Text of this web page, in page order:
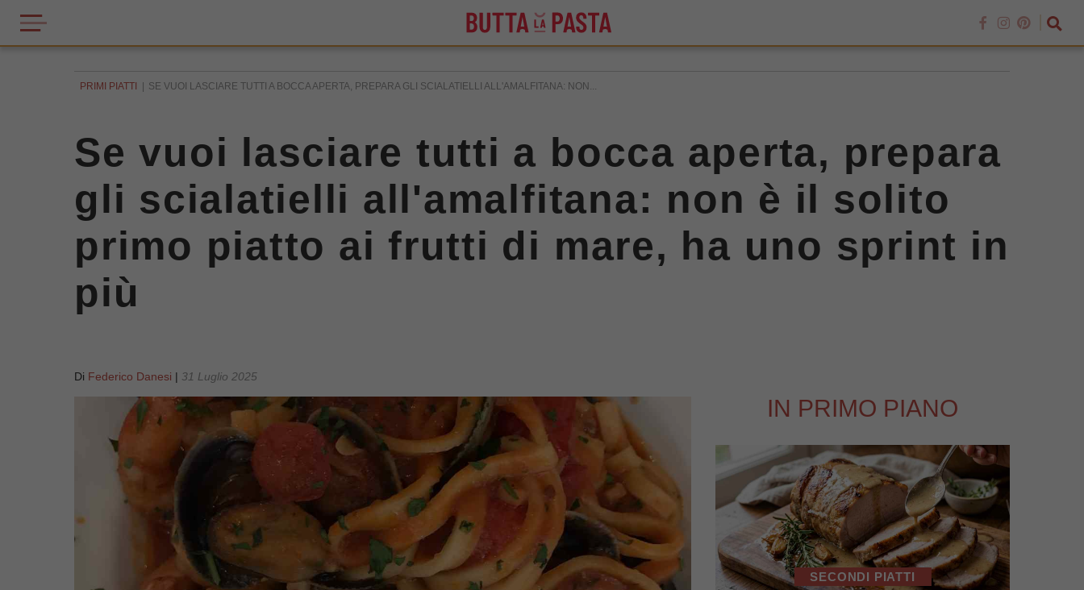
PRIMI PIATTI SE VUOI LASCIARE TUTTI A BOCCA APERTA, PREPARA GLI SCIALATIELLI ALL'AMALFITANA: NON...
Se vuoi lasciare tutti a bocca aperta, prepara
gli scialatielli all'amalfitana: non è il solito
primo piatto ai frutti di mare, ha uno sprint in
più
Di Federico Danesi | 31 Luglio 2025
IN PRIMO PIANO
SECONDI PIATTI